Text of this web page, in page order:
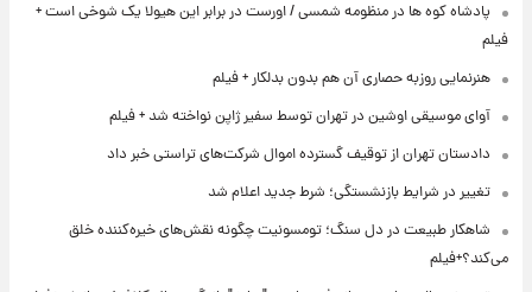
پادشاه کوه ها در منظومه شمسی / اورست در برابر این هیولا یک شوخی است +
فیلم
هنرنمایی روزبه حصاری آن هم بدون بدلکار + فیلم
آوای موسیقی اوشین در تهران توسط سفیر ژاپن نواخته شد + فیلم
دادستان تهران از توقیف گسترده اموال شرکت‌های تراستی خبر داد
تغییر در شرایط بازنشستگی؛ شرط جدید اعلام شد
شاهکار طبیعت در دل سنگ؛ تومسونیت چگونه نقش‌های خیره‌کننده خلق
می‌کند؟+فیلم